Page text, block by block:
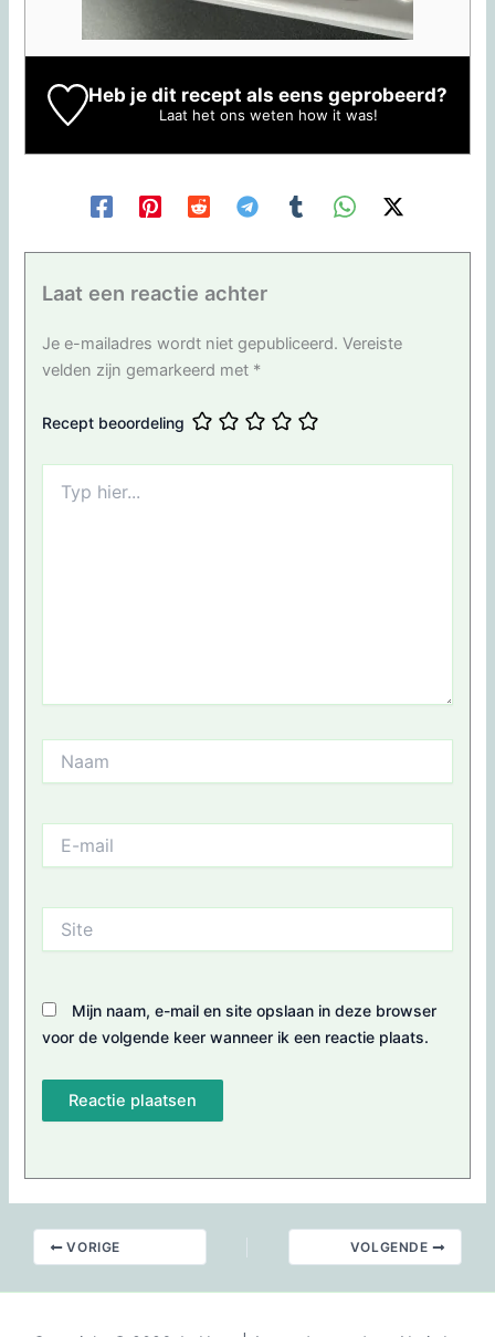
Heb je dit recept als eens geprobeerd?
Laat het ons weten how it was!
Laat een reactie achter
Je e-mailadres wordt niet gepubliceerd. Vereiste
velden zijn gemarkeerd met *
Recept beoordeling
hier...
mail
Mijn naam, e-mail en site opslaan in deze browser
voor de volgende keer wanneer ik een reactie plaats.
VORIGE VOLGENDE